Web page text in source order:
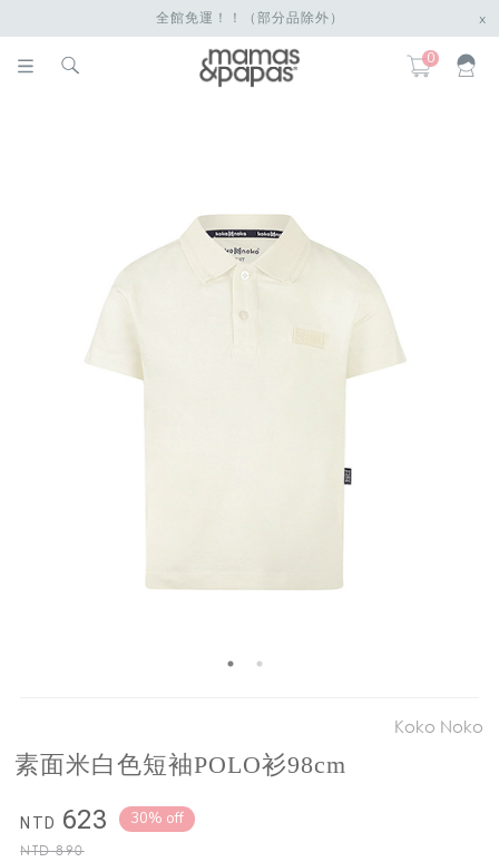
全館免運！！（部分品除外） x
0
Koko Noko
素面米白色短袖POLO衫98cm
NTD 623
NTD890
30% off